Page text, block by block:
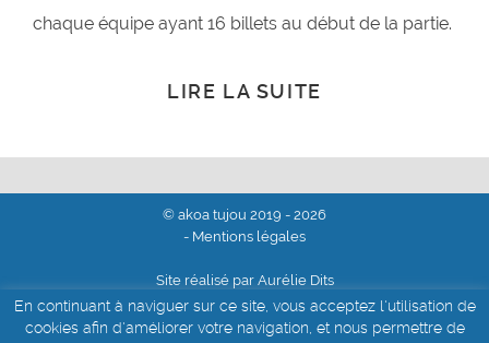
chaque équipe ayant 16 billets au début de la partie.
LIRE LA SUITE
© akoa tujou 2019 - 2026
- Mentions légales
Site réalisé par Aurélie Dits
En continuant à naviguer sur ce site, vous acceptez l'utilisation de
cookies afin d'améliorer votre navigation, et nous permettre de